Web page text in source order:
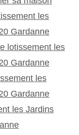
les
Gardanne
lotissement les
Gardanne
les
Gardanne
les Jardins